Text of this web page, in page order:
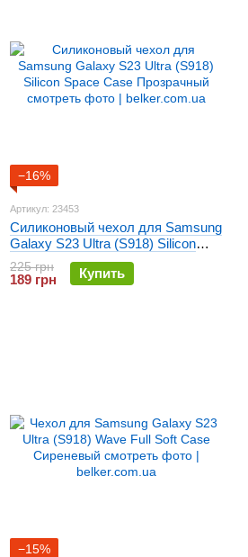
−16%
Артикул: 23453
Силиконовый чехол для Samsung
Galaxy S23 Ultra (S918) Silicon
Space Case Прозрачный
225 грн
189 грн Купить
−15%